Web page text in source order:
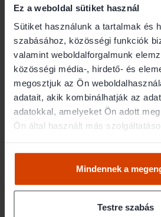
Ez a weboldal sütiket használ
Sütiket használunk a tartalmak és
szabásához, közösségi funkciók
valamint weboldalforgalmunk
közösségi média-, hirdető- és
megosztjuk az Ön
adatait, akik kombinálhatják az
adatokkal, amelyeket Ön adott
Ön által használt más
Mindennek a
Testre szabás
Elérhetőségek
1011 Budapest Gyorskocsi u.
Előzetes bejelentkezés alapján.